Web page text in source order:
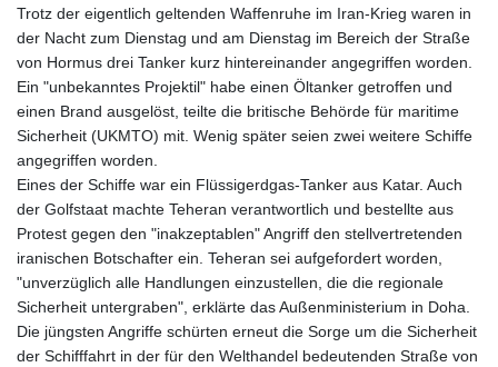
Trotz der eigentlich geltenden Waffenruhe im Iran-Krieg waren in
der Nacht zum Dienstag und am Dienstag im Bereich der Straße
von Hormus drei Tanker kurz hintereinander angegriffen worden.
Ein "unbekanntes Projektil" habe einen Öltanker getroffen und
einen Brand ausgelöst, teilte die britische Behörde für maritime
Sicherheit (UKMTO) mit. Wenig später seien zwei weitere Schiffe
angegriffen worden.
Eines der Schiffe war ein Flüssigerdgas-Tanker aus Katar. Auch
der Golfstaat machte Teheran verantwortlich und bestellte aus
Protest gegen den "inakzeptablen" Angriff den stellvertretenden
iranischen Botschafter ein. Teheran sei aufgefordert worden,
"unverzüglich alle Handlungen einzustellen, die die regionale
Sicherheit untergraben", erklärte das Außenministerium in Doha.
Die jüngsten Angriffe schürten erneut die Sorge um die Sicherheit
der Schifffahrt in der für den Welthandel bedeutenden Straße von